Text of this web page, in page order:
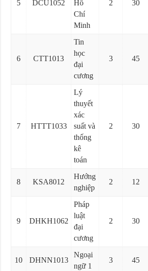
5 DCU1052
Hồ
Chí
Minh
2 30
6 CTT1013
Tin
học
đại
cương
3 45
7 HTTT1033
Lý
thuyết
xác
suất và
thống
kê
toán
2 30
8 KSA8012
Hướng
nghiệp
2 12
9 DHKH1062
Pháp
luật
đại
cương
2 30
10 DHNN1013
Ngoại
ngữ 1
3 45